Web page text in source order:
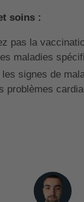
soins :
pas la
maladies
signes de
problèmes